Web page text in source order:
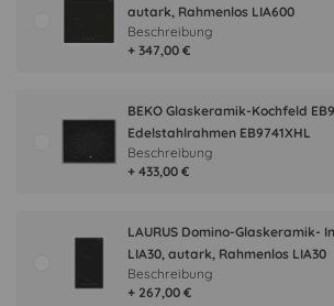
autark, Rahmenlos LIA600
+ 347,00 €
Beschreibung
BEKO Glaskeramik-Kochfeld
Edelstahlrahmen EB9741XHL
+ 433,00 €
Beschreibung
LAURUS Domino-Glaskeramik-
LIA30, autark, Rahmenlos LIA30
+ 267,00 €
Beschreibung